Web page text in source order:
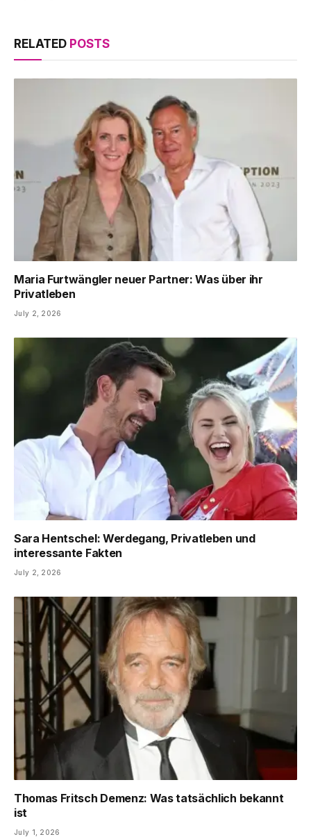
RELATED POSTS
Maria Furtwängler neuer Partner: Was über ihr
Privatleben
July 2, 2026
Sara Hentschel: Werdegang, Privatleben und
interessante Fakten
July 2, 2026
Thomas Fritsch Demenz: Was tatsächlich bekannt
ist
July 1, 2026